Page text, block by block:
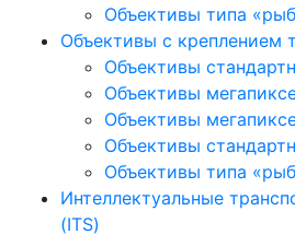
Объективы типа
Объективы с креплением
Объективы
Объективы
Объективы
Объективы
Объективы типа
Интеллектуальные
(ITS)